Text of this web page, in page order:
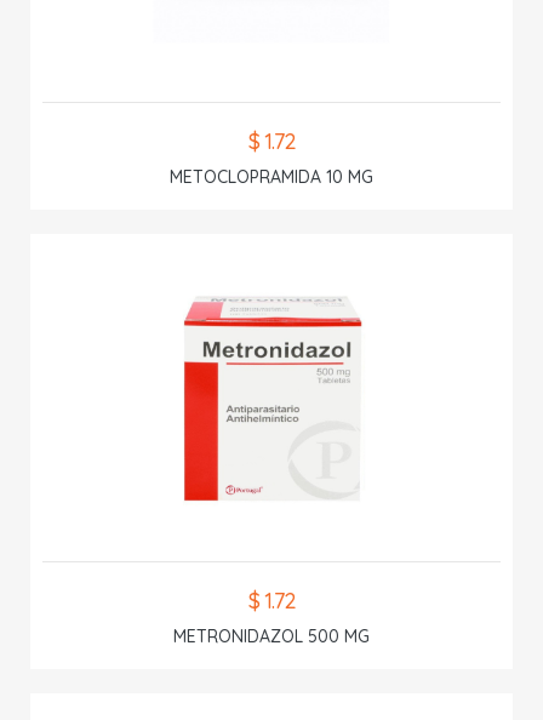
$ 1.72
METOCLOPRAMIDA 10 MG
$ 1.72
METRONIDAZOL 500 MG